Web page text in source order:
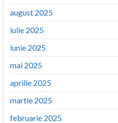
august 2025
iulie 2025
iunie 2025
mai 2025
aprilie 2025
martie 2025
februarie 2025